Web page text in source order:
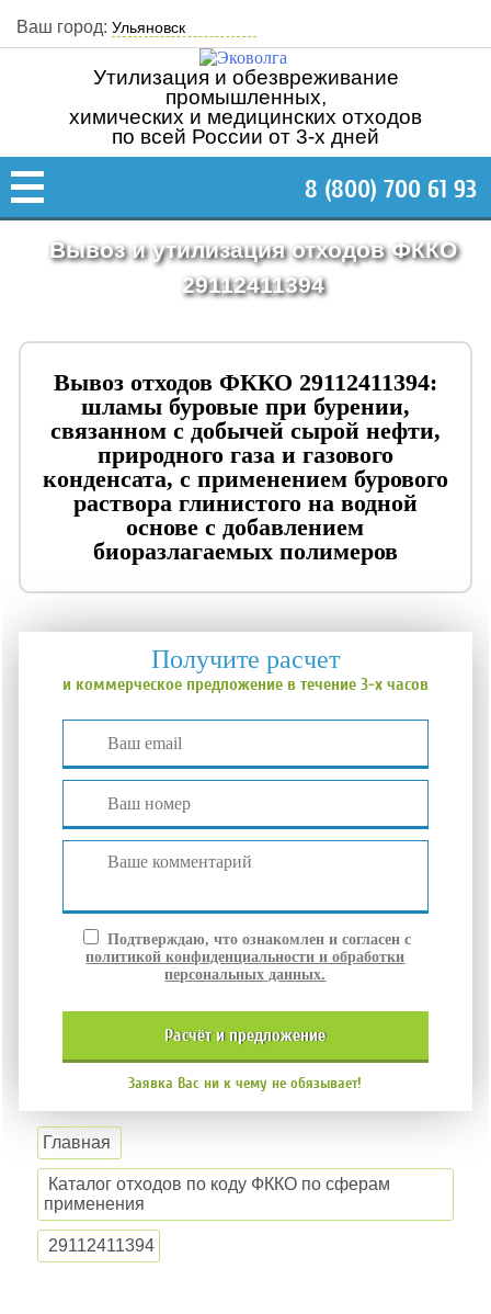
Ваш город:
Утилизация и обезвреживание
промышленных,
химических и медицинских отходов
по всей России от 3-х дней
8 (800) 700 61 93
Вывоз и утилизация отходов ФККО
29112411394
Вывоз отходов ФККО 29112411394:
шламы буровые при бурении,
связанном с добычей сырой нефти,
природного газа и газового
конденсата, с применением бурового
раствора глинистого на водной
основе с добавлением
биоразлагаемых полимеров
Получите расчет
и коммерческое предложение в течение 3-х часов
Подтверждаю, что ознакомлен и согласен с
политикой конфиденциальности и обработки
персональных данных.
расчёт и предложение
Заявка Вас ни к чему не обязывает!
Главная
Каталог отходов по коду ФККО по сферам
применения
29112411394